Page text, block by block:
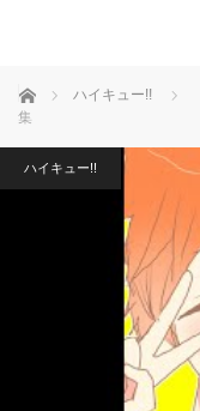
ホーム ハイキュー!!
集
ハイキュー!!